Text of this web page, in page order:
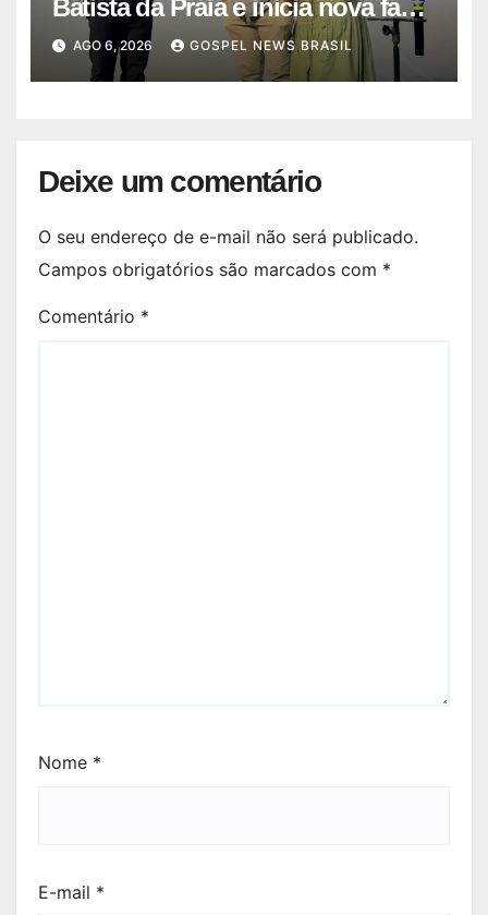
Batista da Praia e inicia nova fase
…AGO 6, 2026 GOSPEL NEWS BRASIL
Deixe um comentário
O seu endereço de e-mail não será publicado.
Campos obrigatórios são marcados com *
Comentário *
Nome *
E-mail *